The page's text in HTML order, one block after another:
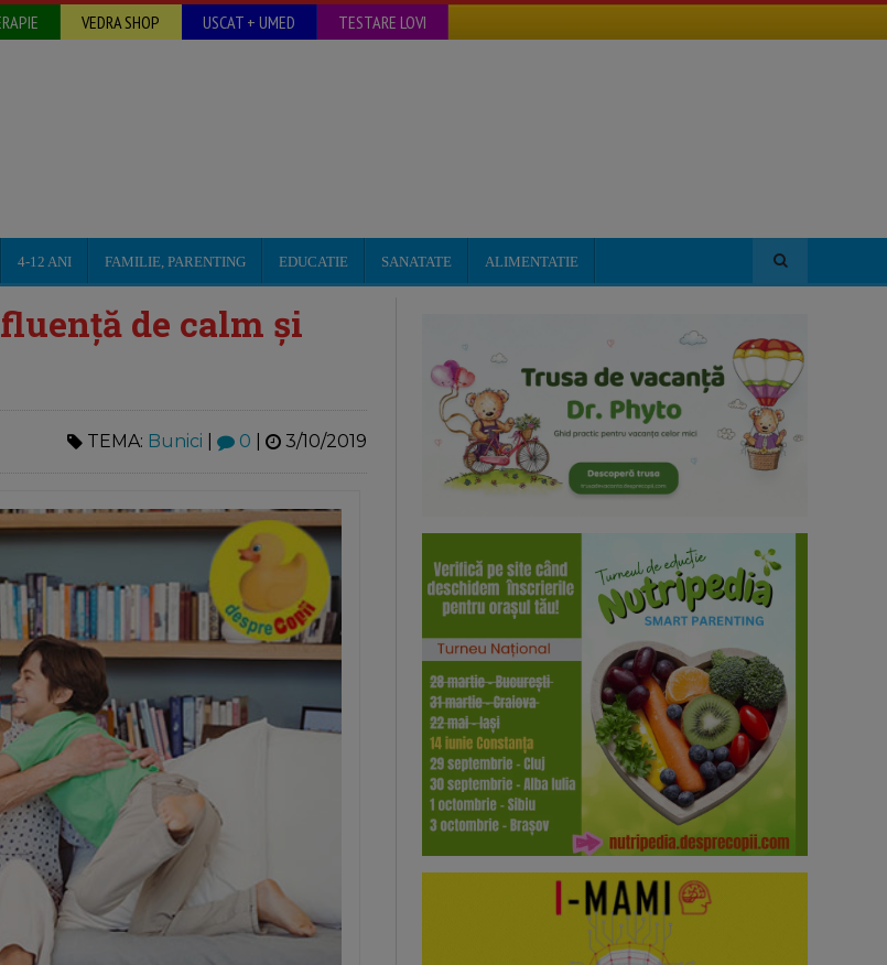
VEDRA SHOP USCAT + UMED TESTARE LOVI
4-12 ANI FAMILIE, PARENTING EDUCATIE SANATATE ALIMENTATIE
de calm și
TEMA: Bunici 0 3/10/2019